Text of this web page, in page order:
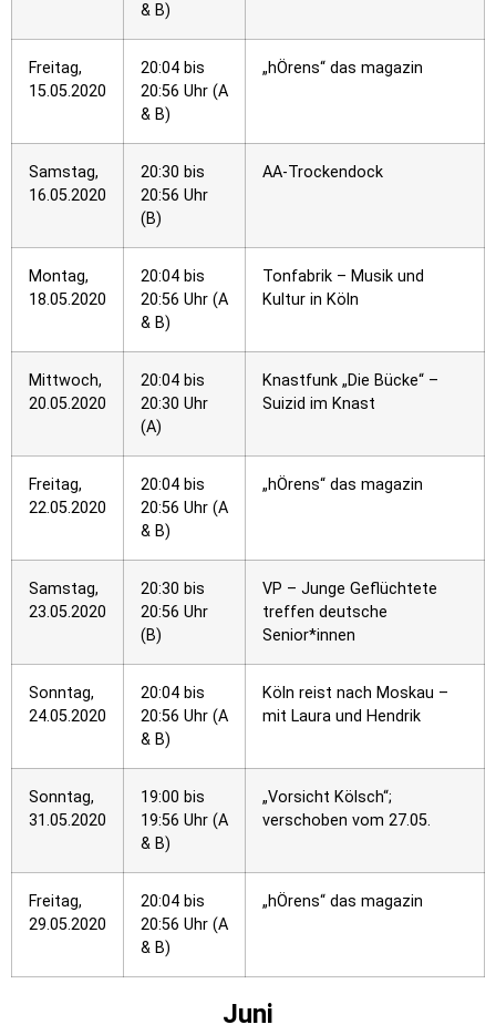
& B)
Freitag,
15.05.2020
20:04 bis
20:56 Uhr (A
& B)
„hÖrens“ das magazin
Samstag,
16.05.2020
20:30 bis
20:56 Uhr
(B)
AA-Trockendock
Montag,
18.05.2020
20:04 bis
20:56 Uhr (A
& B)
Tonfabrik – Musik und
Kultur in Köln
Mittwoch,
20.05.2020
20:04 bis
20:30 Uhr
(A)
Knastfunk „Die Bücke“ –
Suizid im Knast
Freitag,
22.05.2020
20:04 bis
20:56 Uhr (A
& B)
„hÖrens“ das magazin
Samstag,
23.05.2020
20:30 bis
20:56 Uhr
(B)
VP – Junge Geflüchtete
treffen deutsche
Senior*innen
Sonntag,
24.05.2020
20:04 bis
20:56 Uhr (A
& B)
Köln reist nach Moskau –
mit Laura und Hendrik
Sonntag,
31.05.2020
19:00 bis
19:56 Uhr (A
& B)
„Vorsicht Kölsch“;
verschoben vom 27.05.
Freitag,
29.05.2020
20:04 bis
20:56 Uhr (A
& B)
„hÖrens“ das magazin
Juni